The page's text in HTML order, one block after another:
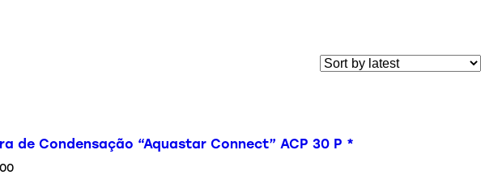
de Condensação “Aquastar Connect” ACP 30 P *